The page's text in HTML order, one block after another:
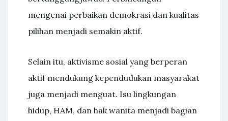
mengenai perbaikan demokrasi dan kualitas
pilihan menjadi semakin aktif.
Selain itu, aktivisme sosial yang berperan
aktif mendukung kependudukan masyarakat
juga menjadi menguat. Isu lingkungan
hidup, HAM, dan hak wanita menjadi bagian